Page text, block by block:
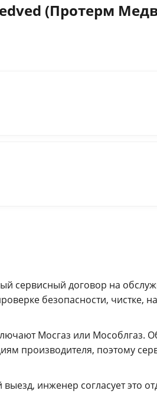
(Протерм
договор на
безопасности, чистке,
Мосгаз или Мособлгаз.
производителя, поэтому
инженер согласует это